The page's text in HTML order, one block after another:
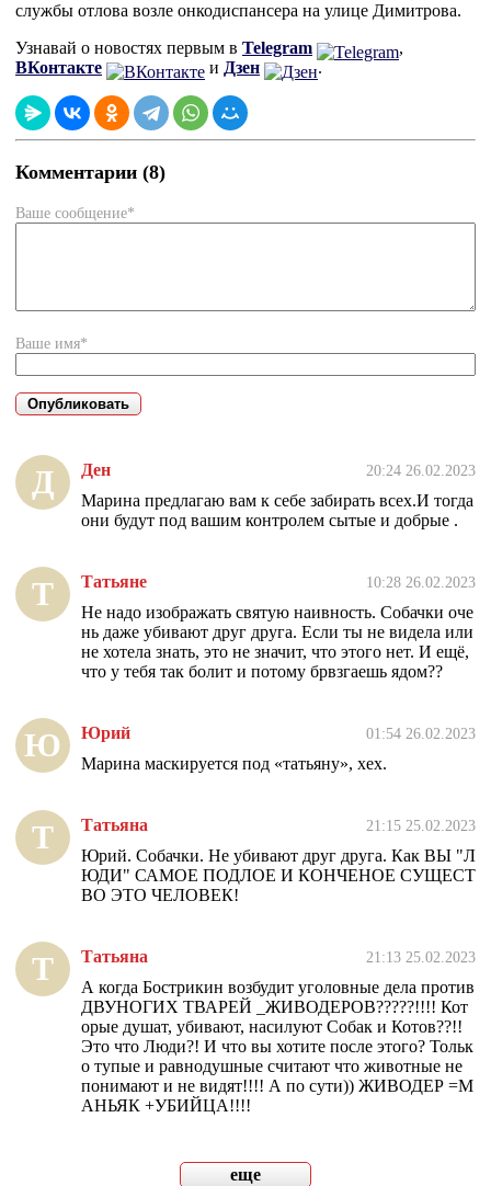
службы отлова возле онкодиспансера на улице Димитрова.
Узнавай о новостях первым в Telegram
,
ВКонтакте
и Дзен .
Комментарии (8)
Ваше сообщение*
Ваше имя*
Д Ден 20:24 26.02.2023
Марина предлагаю вам к себе забирать всех.И тогда
они будут под вашим контролем сытые и добрые .
Т Татьяне 10:28 26.02.2023
Не надо изображать святую наивность. Собачки оче
нь даже убивают друг друга. Если ты не видела или
не хотела знать, это не значит, что этого нет. И ещё,
что у тебя так болит и потому брвзгаешь ядом??
Ю Юрий 01:54 26.02.2023
Марина маскируется под «татьяну», хех.
Т Татьяна 21:15 25.02.2023
Юрий. Собачки. Не убивают друг друга. Как ВЫ "Л
ЮДИ" САМОЕ ПОДЛОЕ И КОНЧЕНОЕ СУЩЕСТ
ВО ЭТО ЧЕЛОВЕК!
Т Татьяна 21:13 25.02.2023
А когда Бострикин возбудит уголовные дела против
ДВУНОГИХ ТВАРЕЙ _ЖИВОДЕРОВ?????!!!! Кот
орые душат, убивают, насилуют Собак и Котов??!!
Это что Люди?! И что вы хотите после этого? Тольк
о тупые и равнодушные считают что животные не
понимают и не видят!!!! А по сути)) ЖИВОДЕР =М
АНЬЯК +УБИЙЦА!!!!
еще